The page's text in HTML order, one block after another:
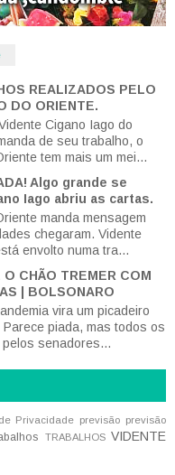
REALIZADOS PELO
DO ORIENTE.
Cigano Iago do
de seu trabalho, o
tem mais um mei...
Algo grande se
Iago abriu as cartas.
manda mensagem
chegaram. Vidente
envolto numa tra...
CHÃO TREMER COM
| BOLSONARO
vira um picadeiro
piada, mas todos os
senadores...
Privacidade previsão previsão
TRABALHOS VIDENTE